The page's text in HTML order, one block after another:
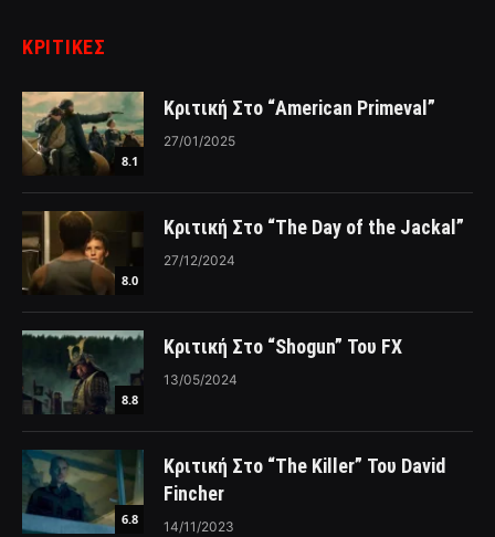
ΚΡΙΤΙΚΈΣ
8.1
Κριτική Στο “American Primeval”
27/01/2025
8.0
Κριτική Στο “The Day of the Jackal”
27/12/2024
8.8
Κριτική Στο “Shogun” Του FX
13/05/2024
6.8
Κριτική Στο “The Killer” Του David
Fincher
14/11/2023